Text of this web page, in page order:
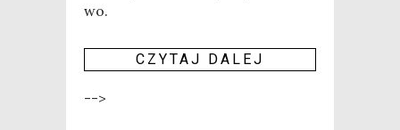
wo.
CZY­TAJ DALEJ
-->